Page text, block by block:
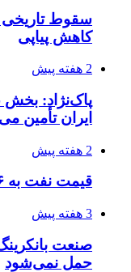
سقوط تاریخی
کاهش پیاپی
2 هفته پیش
پاک‌نژاد: بخش
ایران تأمین
2 هفته پیش
قیمت نفت به ۹۶ دلار رسید
3 هفته پیش
حمل نمی‌شود